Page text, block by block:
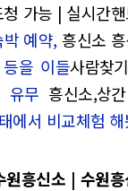
가능 | 실시간
예약, 흥신소
을 이들사람찾
유무 흥신소,상
에서 비교체험
흥신소 | 수원흥